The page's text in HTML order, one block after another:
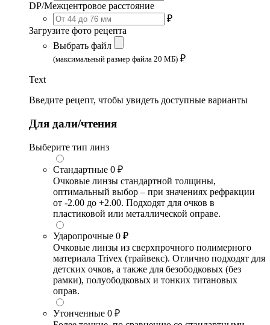
DP/Межцентровое расстояние
₽
Загрузите фото рецепта
Выбрать файл
(максимальный размер файла 20 МБ) ₽
Text
Введите рецепт, чтобы увидеть доступные варианты
Для дали/чтения
Выберите тип линз
Стандартные 0 ₽
Очковые линзы стандартной толщины,
оптимальный выбор – при значениях рефракции
от -2.00 до +2.00. Подходят для очков в
пластиковой или металлической оправе.
Ударопрочные 0 ₽
Очковые линзы из сверхпрочного полимерного
материала Trivex (трайвекс). Отлично подходят для
детских очков, а также для безободковых (без
рамки), полуободковых и тонких титановых
оправ.
Утонченные 0 ₽